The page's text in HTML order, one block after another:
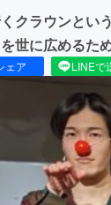
クラウンとい
世に広めるた
ェア LINEで